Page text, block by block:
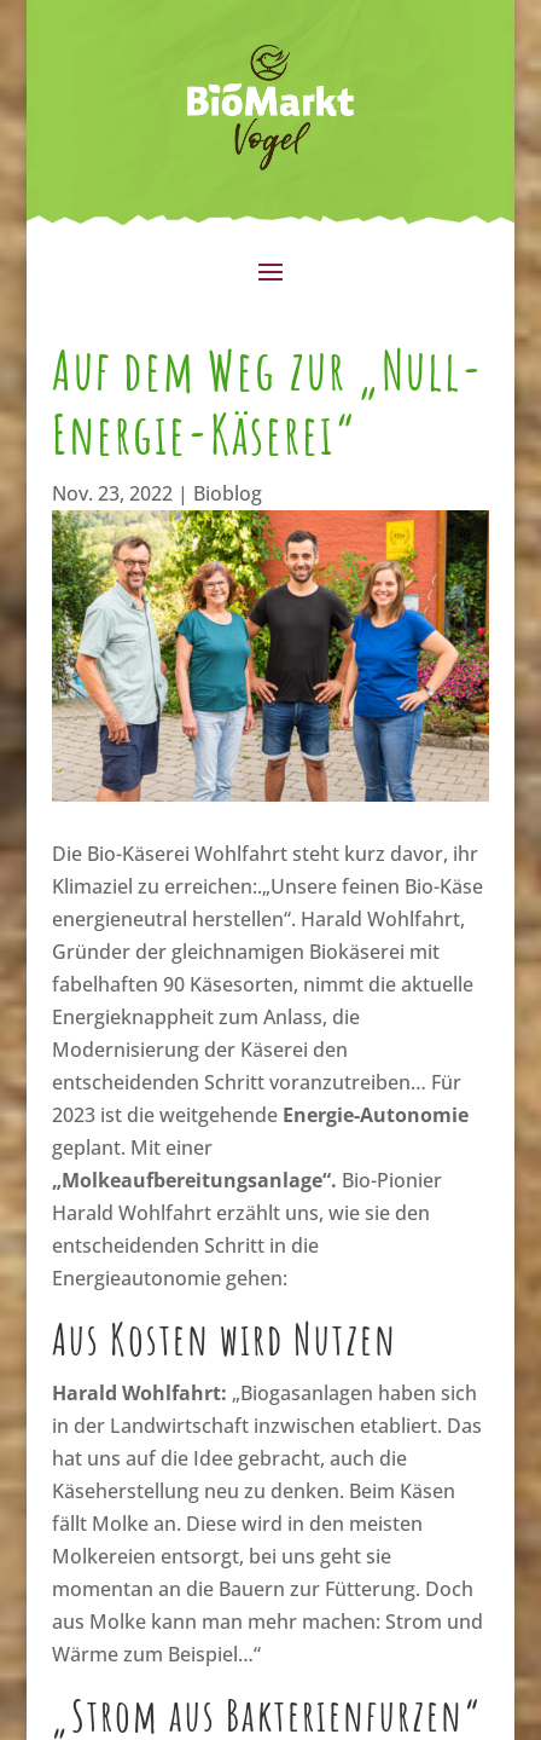
Auf dem Weg zur „Null-
Energie-Käserei“
Nov. 23, 2022| Bioblog
Die Bio-Käserei Wohlfahrt steht kurz davor, ihr
Klimaziel zu erreichen:.„Unsere feinen Bio-Käse
energieneutral herstellen“. Harald Wohlfahrt,
Gründer der gleichnamigen Biokäserei mit
fabelhaften 90 Käsesorten, nimmt die aktuelle
Energieknappheit zum Anlass, die
Modernisierung der Käserei den
entscheidenden Schritt voranzutreiben… Für
2023 ist die weitgehende Energie-Autonomie
geplant. Mit einer
„Molkeaufbereitungsanlage“. Bio-Pionier
Harald Wohlfahrt erzählt uns, wie sie den
entscheidenden Schritt in die
Energieautonomie gehen:
Aus Kosten wird Nutzen
Harald Wohlfahrt: „Biogasanlagen haben sich
in der Landwirtschaft inzwischen etabliert. Das
hat uns auf die Idee gebracht, auch die
Käseherstellung neu zu denken. Beim Käsen
fällt Molke an. Diese wird in den meisten
Molkereien entsorgt, bei uns geht sie
momentan an die Bauern zur Fütterung. Doch
aus Molke kann man mehr machen: Strom und
Wärme zum Beispiel…“
„Strom aus Bakterienfurzen“